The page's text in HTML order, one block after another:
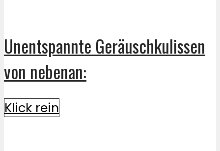
Unentspannte Geräuschkulissen
von nebenan:
Klick rein